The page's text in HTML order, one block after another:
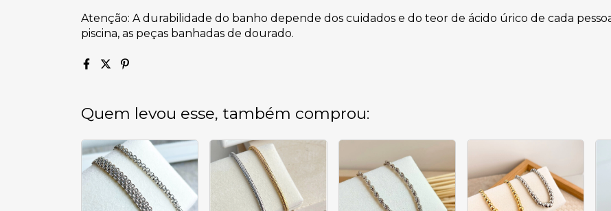
Atenção: A durabilidade do banho depende dos cuidados e do teor de ácido úrico de cada
piscina, as peças banhadas de dourado.
Quem levou esse, também comprou: